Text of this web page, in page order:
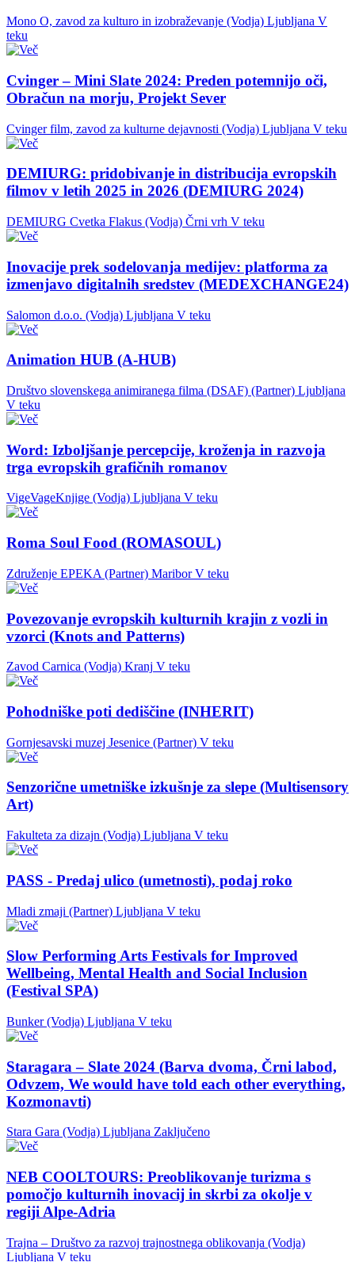
Mono O, zavod za kulturo in izobraževanje (Vodja) Ljubljana V
teku
Cvinger – Mini Slate 2024: Preden potemnijo oči,
Obračun na morju, Projekt Sever
Cvinger film, zavod za kulturne dejavnosti (Vodja) Ljubljana V teku
DEMIURG: pridobivanje in distribucija evropskih
filmov v letih 2025 in 2026 (DEMIURG 2024)
DEMIURG Cvetka Flakus (Vodja) Črni vrh V teku
Inovacije prek sodelovanja medijev: platforma za
izmenjavo digitalnih sredstev (MEDEXCHANGE24)
Salomon d.o.o. (Vodja) Ljubljana V teku
Animation HUB (A-HUB)
Društvo slovenskega animiranega filma (DSAF) (Partner) Ljubljana
V teku
Word: Izboljšanje percepcije, kroženja in razvoja
trga evropskih grafičnih romanov
VigeVageKnjige (Vodja) Ljubljana V teku
Roma Soul Food (ROMASOUL)
Združenje EPEKA (Partner) Maribor V teku
Povezovanje evropskih kulturnih krajin z vozli in
vzorci (Knots and Patterns)
Zavod Carnica (Vodja) Kranj V teku
Pohodniške poti dediščine (INHERIT)
Gornjesavski muzej Jesenice (Partner) V teku
Senzorične umetniške izkušnje za slepe (Multisensory
Art)
Fakulteta za dizajn (Vodja) Ljubljana V teku
PASS - Predaj ulico (umetnosti), podaj roko
Mladi zmaji (Partner) Ljubljana V teku
Slow Performing Arts Festivals for Improved
Wellbeing, Mental Health and Social Inclusion
(Festival SPA)
Bunker (Vodja) Ljubljana V teku
Staragara – Slate 2024 (Barva dvoma, Črni labod,
Odvzem, We would have told each other everything,
Kozmonavti)
Stara Gara (Vodja) Ljubljana Zaključeno
NEB COOLTOURS: Preoblikovanje turizma s
pomočjo kulturnih inovacij in skrbi za okolje v
regiji Alpe-Adria
Trajna – Društvo za razvoj trajnostnega oblikovanja (Vodja)
Ljubljana V teku